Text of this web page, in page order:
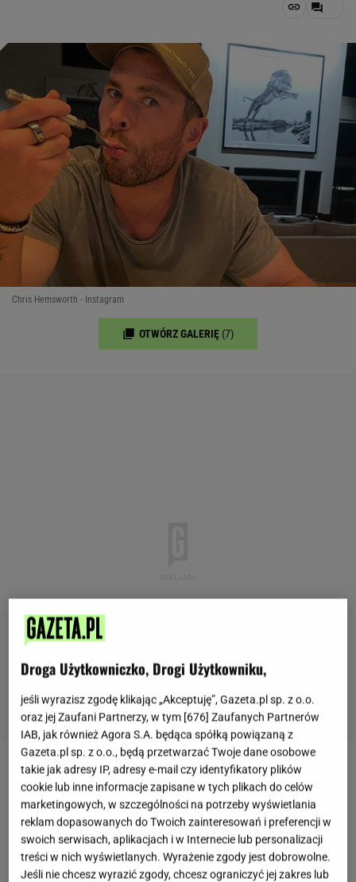
Chris Hemsworth - Instagram
OTWÓRZ GALERIĘ (7)
Chrisa Hemsworthakojarzy każdy wielbiciel
marvelowskiej serii o superbohaterach. Odgrywanie
postaci Thora wymagało od aktora sporej pracy nad
własnym ciałem. Przez lata, Chris z pomocą
specjalistów wypracował odpowiednią dietę i
Droga Użytkowniczko, Drogi Użytkowniku,
jeśli wyrazisz zgodę klikając „Akceptuję”, Gazeta.pl sp. z o.o.
oraz jej Zaufani Partnerzy, w tym [676] Zaufanych Partnerów
IAB, jak również Agora S.A. będąca spółką powiązaną z
Gazeta.pl sp. z o.o., będą przetwarzać Twoje dane osobowe
takie jak adresy IP, adresy e-mail czy identyfikatory plików
cookie lub inne informacje zapisane w tych plikach do celów
marketingowych, w szczególności na potrzeby wyświetlania
reklam dopasowanych do Twoich zainteresowań i preferencji w
swoich serwisach, aplikacjach i w Internecie lub personalizacji
treści w nich wyświetlanych. Wyrażenie zgody jest dobrowolne.
Jeśli nie chcesz wyrazić zgody, chcesz ograniczyć jej zakres lub